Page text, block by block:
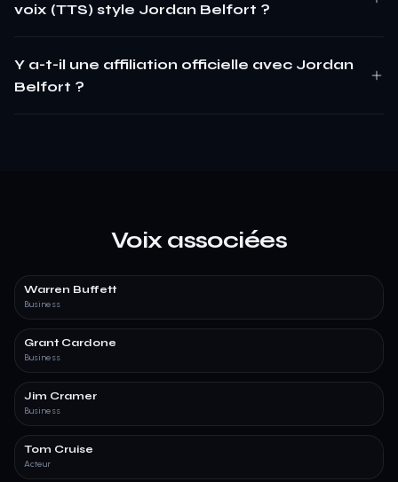
voix (TTS) style Jordan Belfort ?
Y a-t-il une affiliation officielle avec Jordan
Belfort ?
Voix associées
Warren Buffett
Business
Grant Cardone
Business
Jim Cramer
Business
Tom Cruise
Acteur